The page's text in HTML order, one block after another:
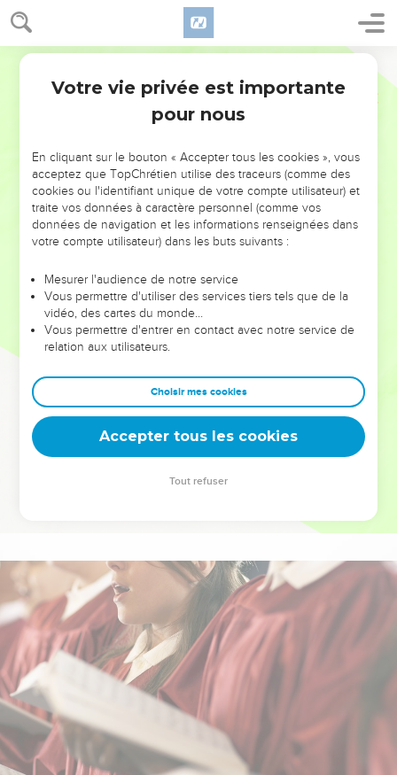
NE MANQUEZ PAS L’ÉVÉNEMENT
DE L’ANNÉE !
ET SI LEURS ERREURS POUVAIENT VOUS ÉVITER LES
VOTRES ?
leur foi ou leur vision. Mais on voit moins les doutes, les erreurs
et les saisons difficiles qu'ils ont traversés, alors même que ce
sont elles qui les ont façonnés.
Dans cette conférence, leaders, entrepreneurs, et responsables
clés pour avancer avec plus de sagesse afin que leurs erreurs
deviennent vos tremplins. Que vous guidiez un ministère, une
équipe, un groupe ou une famille, leur expérience est faite
Votre vie privée est importante
pour nous
En cliquant sur le bouton « Accepter tous les cookies », vous
acceptez que TopChrétien utilise des traceurs (comme des
cookies ou l'identifiant unique de votre compte utilisateur) et
traite vos données à caractère personnel (comme vos
données de navigation et les informations renseignées dans
votre compte utilisateur) dans les buts suivants :
Mesurer l'audience de notre service
Vous permettre d'utiliser des services tiers tels que de la
vidéo, des cartes du monde…
Vous permettre d'entrer en contact avec notre service de
relation aux utilisateurs.
Choisir mes cookies
Accepter tous les cookies
Tout refuser